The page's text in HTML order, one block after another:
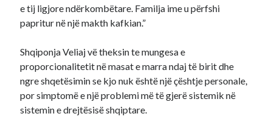
e tij ligjore ndërkombëtare. Familja ime u përfshi
papritur në një makth kafkian.”
Shqiponja Veliaj vë theksin te mungesa e
proporcionalitetit në masat e marra ndaj të birit dhe
ngre shqetësimin se kjo nuk është një çështje personale,
por simptomë e një problemi më të gjerë sistemik në
sistemin e drejtësisë shqiptare.